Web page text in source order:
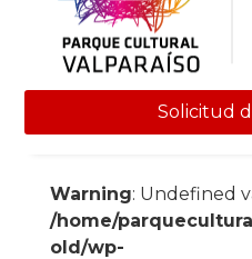
Solicitud
Warning: Undefined
/home/
old/wp-